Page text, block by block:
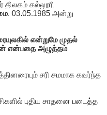
திலகம் கல்லூரி
. 03.05.1985 அன்று
என்றுமே முதல்
என்பதை அழுத்தம்
சரி சமமாக கவர்ந்த
புதிய சாதனை படைத்த